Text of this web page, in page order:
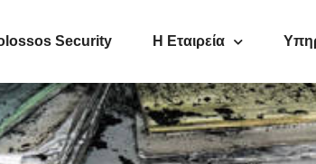
Security Η Εταιρεία